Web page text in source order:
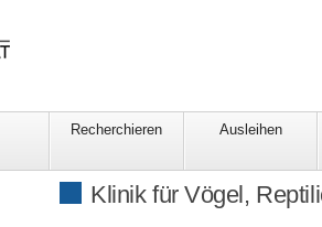
Recherchieren Ausleihen
Klinik für Vögel,